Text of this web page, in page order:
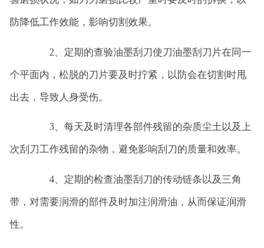
防降低工作效能，影响切割效果。
2、定期的查验油墨刮刀使刀油墨刮刀片在同一
个平面内，松脱的刀片要及时拧紧，以防会在切割时甩
出去，导致人身受伤。
3、每天及时清理各部件残留的杂质尘土以及上
次刮刀工作残留的杂物，避免影响刮刀的质量和效率。
4、定期的检查油墨刮刀的传动链条以及三角
带，对需要润滑的部件及时加注润滑油，从而保证润滑
性。